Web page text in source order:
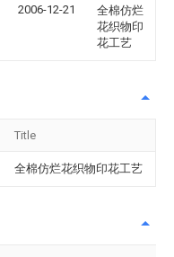
2006-12-21
全棉仿烂
花织物印
花工艺
Title
全棉仿烂花织物印花工艺